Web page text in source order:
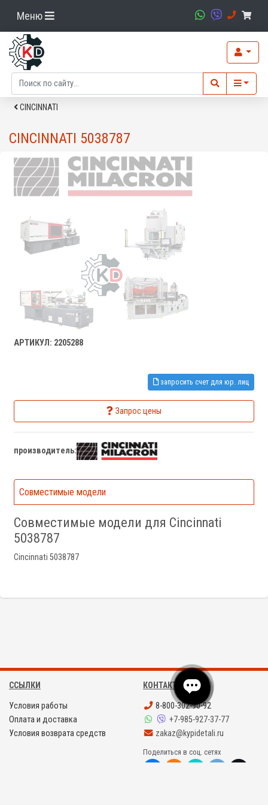
Меню
CINCINNATI
CINCINNATI 5038787
АРТИКУЛ: 2205288
запросить счет для юр. лиц
Запрос цены
производитель:
Совместимые модели
Совместимые модели для Cincinnati
5038787
Cincinnati 5038787
ССЫЛКИ
Условия работы
Оплата и доставка
Условия возврата средств
КОНТАКТЫ
8-800-302-90-92
+7-985-927-37-77
zakaz@kypidetali.ru
Поделиться в соц. сетях